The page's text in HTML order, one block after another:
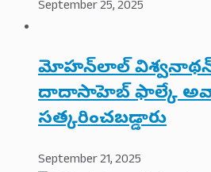
September 25, 2025
మోహన్‌లాల్
దాదాసాహెబ్ ఫాల్కే
సత్కరించబడ్డారు
September 21, 2025